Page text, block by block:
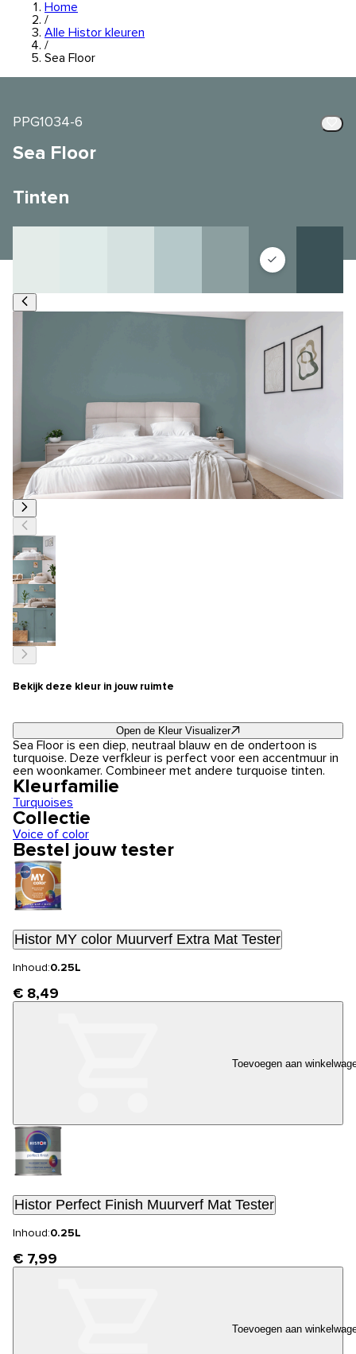
Home
/
Alle Histor kleuren
/
Sea Floor
PPG1034-6
Sea Floor
Tinten
Bekijk deze kleur in jouw ruimte
Open de Kleur Visualizer
Sea Floor is een diep, neutraal blauw en de ondertoon is
turquoise. Deze verfkleur is perfect voor een accentmuur in
een woonkamer. Combineer met andere turquoise tinten.
Kleurfamilie
Turquoises
Collectie
Voice of color
Bestel jouw tester
Histor MY color Muurverf Extra Mat Tester
Inhoud:0.25L
€ 8,49
Toevoegen aan
Histor Perfect Finish Muurverf Mat Tester
Inhoud:0.25L
€ 7,99
Toevoegen aan